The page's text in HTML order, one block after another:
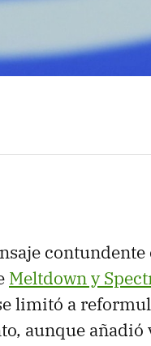
contundente
Meltdown y
limitó a
aunque añadió